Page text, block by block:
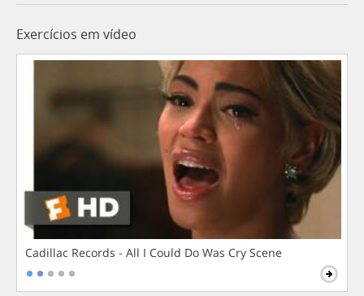
Exercícios em vídeo
Cadillac Records - All I Could Do Was Cry Scene